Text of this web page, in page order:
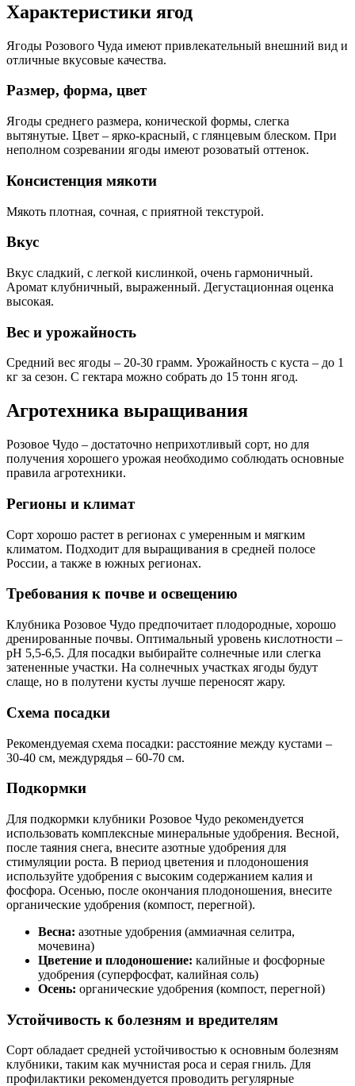
Характеристики ягод
Ягоды Розового Чуда имеют привлекательный внешний вид и
отличные вкусовые качества.
Размер, форма, цвет
Ягоды среднего размера, конической формы, слегка
вытянутые. Цвет – ярко-красный, с глянцевым блеском. При
неполном созревании ягоды имеют розоватый оттенок.
Консистенция мякоти
Мякоть плотная, сочная, с приятной текстурой.
Вкус
Вкус сладкий, с легкой кислинкой, очень гармоничный.
Аромат клубничный, выраженный. Дегустационная оценка
высокая.
Вес и урожайность
Средний вес ягоды – 20-30 грамм. Урожайность с куста – до 1
кг за сезон. С гектара можно собрать до 15 тонн ягод.
Агротехника выращивания
Розовое Чудо – достаточно неприхотливый сорт, но для
получения хорошего урожая необходимо соблюдать основные
правила агротехники.
Регионы и климат
Сорт хорошо растет в регионах с умеренным и мягким
климатом. Подходит для выращивания в средней полосе
России, а также в южных регионах.
Требования к почве и освещению
Клубника Розовое Чудо предпочитает плодородные, хорошо
дренированные почвы. Оптимальный уровень кислотности –
pH 5,5-6,5. Для посадки выбирайте солнечные или слегка
затененные участки. На солнечных участках ягоды будут
слаще, но в полутени кусты лучше переносят жару.
Схема посадки
Рекомендуемая схема посадки: расстояние между кустами –
30-40 см, междурядья – 60-70 см.
Подкормки
Для подкормки клубники Розовое Чудо рекомендуется
использовать комплексные минеральные удобрения. Весной,
после таяния снега, внесите азотные удобрения для
стимуляции роста. В период цветения и плодоношения
используйте удобрения с высоким содержанием калия и
фосфора. Осенью, после окончания плодоношения, внесите
органические удобрения (компост, перегной).
Весна: азотные удобрения (аммиачная селитра,
мочевина)
Цветение и плодоношение: калийные и фосфорные
удобрения (суперфосфат, калийная соль)
Осень: органические удобрения (компост, перегной)
Устойчивость к болезням и вредителям
Сорт обладает средней устойчивостью к основным болезням
клубники, таким как мучнистая роса и серая гниль. Для
профилактики рекомендуется проводить регулярные